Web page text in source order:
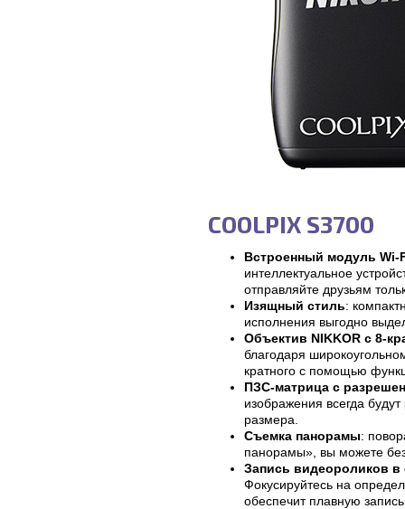
COOLPIX S3700
Встроенный модуль Wi-
интеллектуальное
отправляйте друзьям
Изящный стиль:
исполнения выгодно
Объектив NIKKOR с 8-
благодаря
кратного с помощью
ПЗС-матрица с
изображения всегда
размера.
Съемка панорамы:
панорамы», вы можете
Запись видеороликов в
Фокусируйтесь на
обеспечит плавную